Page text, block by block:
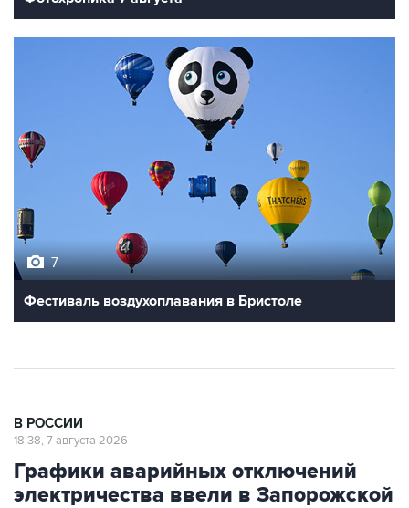
Фестиваль воздухоплавания в Бристоле
Графики аварийных отключений
электричества ввели в Запорожской
области